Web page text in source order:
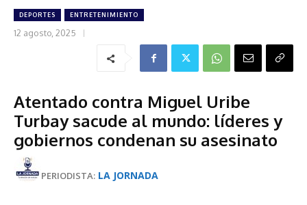
DEPORTES ENTRETENIMIENTO
12 agosto, 2025
Atentado contra Miguel Uribe
Turbay sacude al mundo: líderes y
gobiernos condenan su asesinato
PERIODISTA: LA JORNADA